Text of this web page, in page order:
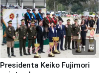
11
Presidenta Keiko Fujimori